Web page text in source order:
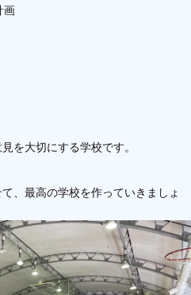
画
を大切にする学校です。
、最高の学校を作っていきましょ